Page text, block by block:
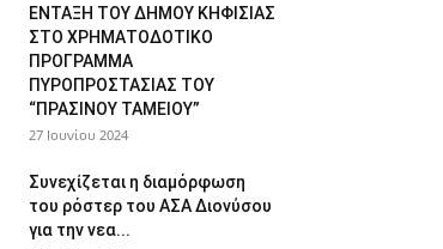
ΕΝΤΑΞΗ ΤΟΥ ΔΗΜΟΥ ΚΗΦΙΣΙΑΣ
ΣΤΟ ΧΡΗΜΑΤΟΔΟΤΙΚΟ
ΠΡΟΓΡΑΜΜΑ
ΠΥΡΟΠΡΟΣΤΑΣΙΑΣ ΤΟΥ
“ΠΡΑΣΙΝΟΥ ΤΑΜΕΙΟΥ”
27 Ιουνίου 2024
Συνεχίζεται η διαμόρφωση
του ρόστερ του ΑΣΑ Διονύσου
για την νεα...